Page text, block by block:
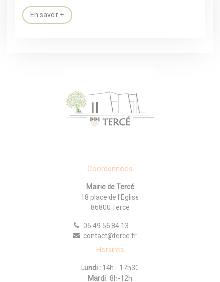
En savoir +
Coordonnées
Mairie de Tercé
18 place de l'Église
86800 Tercé
05 49 56 84 13
contact@terce.fr
Horaires
Lundi : 14h - 17h30
Mardi : 8h-12h